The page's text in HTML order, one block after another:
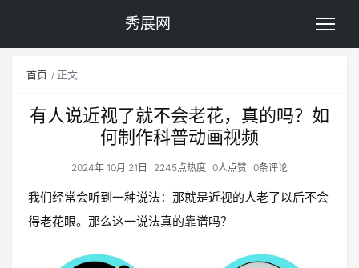
秀展网
首页 正文
有人说近视了就不会老花，真的吗？如
何制作科普动画视频
2024年 10月 21日 2245点热度 0人点赞 0条评论
我们经常会听到一种说法：那就是近视的人老了以后不会
得老花眼。那么这一说法真的靠谱吗？